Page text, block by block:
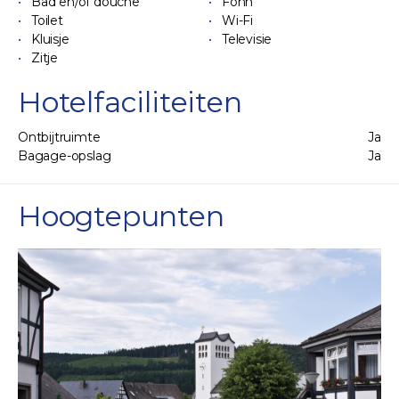
Toilet
Wi-Fi
Kluisje
Televisie
Zitje
Hotelfaciliteiten
Ontbijtruimte
Ja
Bagage-opslag
Ja
Hoogtepunten